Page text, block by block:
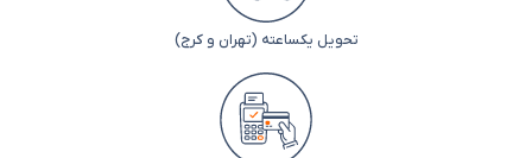
تحویل یکساعته (تهران و کرج)